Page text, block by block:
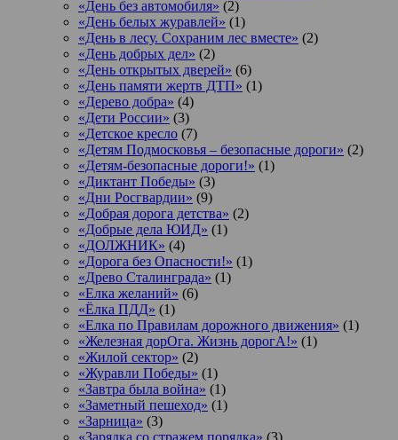
«День без автомобиля» (2)
«День белых журавлей» (1)
«День в лесу. Сохраним лес вместе» (2)
«День добрых дел» (2)
«День открытых дверей» (6)
«День памяти жертв ДТП» (1)
«Дерево добра» (4)
«Дети России» (3)
«Детское кресло (7)
«Детям Подмосковья – безопасные дороги» (2)
«Детям-безопасные дороги!» (1)
«Диктант Победы» (3)
«Дни Росгвардии» (9)
«Добрая дорога детства» (2)
«Добрые дела ЮИД» (1)
«ДОЛЖНИК» (4)
«Дорога без Опасности!» (1)
«Древо Сталинграда» (1)
«Елка желаний» (6)
«Ёлка ПДД» (1)
«Елка по Правилам дорожного движения» (1)
«Железная дорОга. Жизнь дорогА!» (1)
«Жилой сектор» (2)
«Журавли Победы» (1)
«Завтра была война» (1)
«Заметный пешеход» (1)
«Зарница» (3)